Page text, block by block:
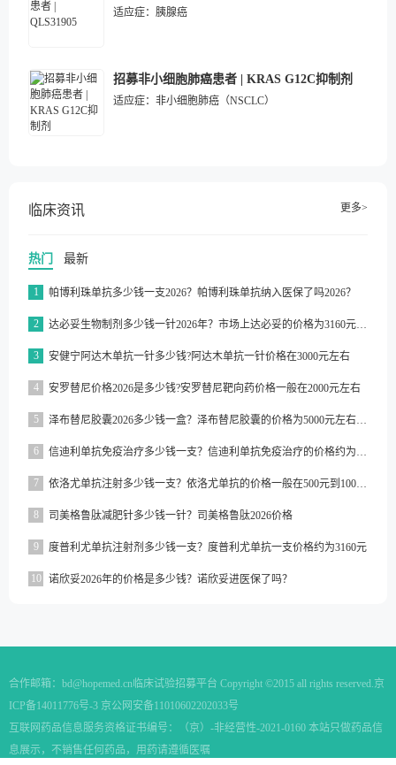
适应症： 胰腺癌
招募非小细胞肺癌患者 | KRAS G12C抑制剂
适应症： 非小细胞肺癌（NSCLC）
临床资讯 更多>
热门 最新
1 帕博利珠单抗多少钱一支2026？帕博利珠单抗纳入医保了吗2026？
2 达必妥生物制剂多少钱一针2026年？市场上达必妥的价格为3160元/支左右
3 安健宁阿达木单抗一针多少钱?阿达木单抗一针价格在3000元左右
4 安罗替尼价格2026是多少钱?安罗替尼靶向药价格一般在2000元左右
5 泽布替尼胶囊2026多少钱一盒？泽布替尼胶囊的价格为5000元左右一盒
6 信迪利单抗免疫治疗多少钱一支？信迪利单抗免疫治疗的价格约为2843元一支
7 依洛尤单抗注射多少钱一支？依洛尤单抗的价格一般在500元到1000元之间一支
8 司美格鲁肽减肥针多少钱一针？司美格鲁肽2026价格
9 度普利尤单抗注射剂多少钱一支？度普利尤单抗一支价格约为3160元
10 诺欣妥2026年的价格是多少钱？诺欣妥进医保了吗？
合作邮箱： bd@hopemed.cn临床试验招募平台 Copyright ©2015 all rights reserved.京
ICP备14011776号-3 京公网安备11010602202033号
互联网药品信息服务资格证书编号：（京）-非经营性-2021-0160 本站只做药品信
息展示，不销售任何药品，用药请遵循医嘱